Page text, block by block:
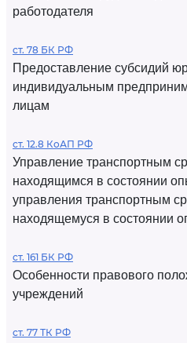
работодателя
ст. 78 БК РФ
Предоставление субсидий
индивидуальным
лицам
ст. 12.8 КоАП РФ
Управление транспортным
находящимся в состоянии
управления транспортным
находящемуся в состоянии
ст. 161 БК РФ
Особенности правового
учреждений
ст. 77 ТК РФ